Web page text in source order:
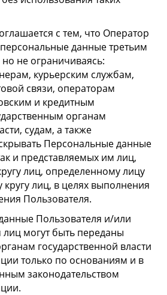
с тем, что Оператор
данные третьим
не ограничиваясь:
курьерским службам,
связи, операторам
и кредитным
органам
судам, а также
Персональные данные
и представляемых им лиц,
лиц, определенному лицу
лиц, в целях выполнения
Пользователя.
Пользователя и/или
могут быть переданы
государственной власти
только по основаниям и в
законодательством